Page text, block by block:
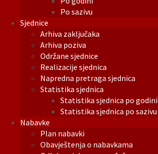
Po sazivu
Sjednice
Arhiva zaključaka
Arhiva poziva
Održane sjednice
Realizacije sjednica
Napredna pretraga sjednica
Statistika sjednica
Statistika sjednica po godini
Statistika sjednica po sazivu
Nabavke
Plan nabavki
Obavještenja o nabavkama